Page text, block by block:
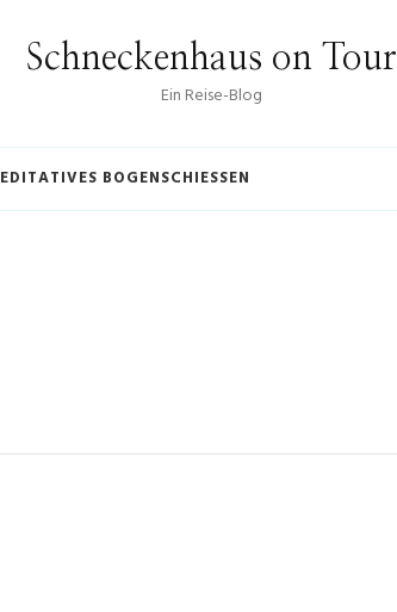
Schneckenhaus on Tour
Ein Reise-Blog
BOGENSCHIESSEN